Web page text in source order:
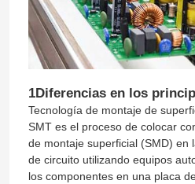
1Diferencias en los
Tecnología de montaje de
SMT es el proceso de colocar
de montaje superficial (SMD) en
de circuito utilizando equipos
los componentes en una placa